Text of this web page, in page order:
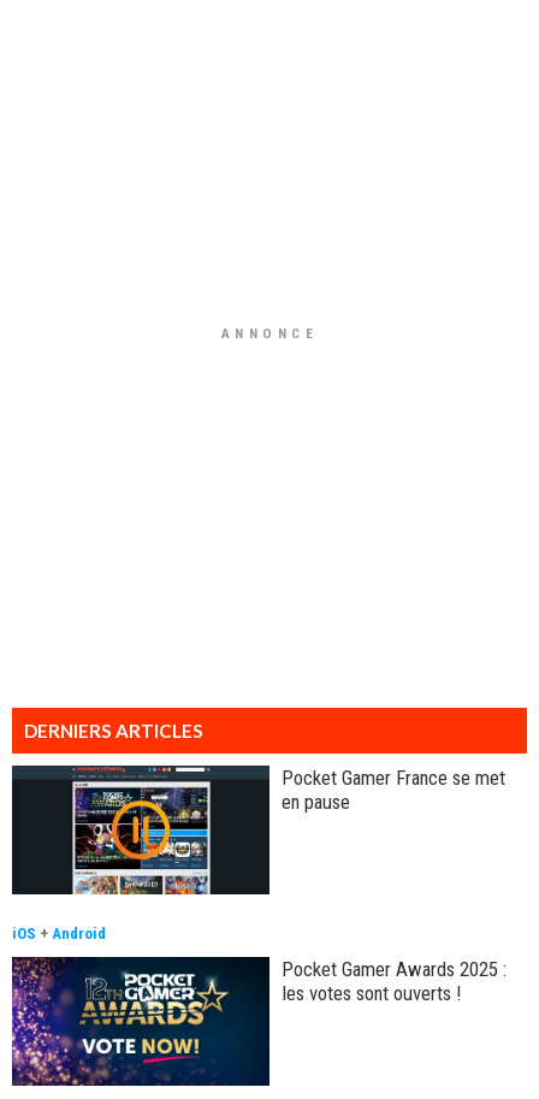
ANNONCE
DERNIERS ARTICLES
Pocket Gamer France se met
en pause
iOS + Android
Pocket Gamer Awards 2025 :
les votes sont ouverts !